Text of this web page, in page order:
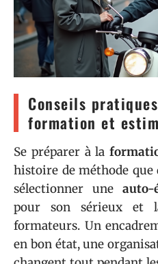
Conseils
formation et
Se préparer à la
histoire de méthode
sélectionner une auto-
pour son sérieux et
formateurs. Un
en bon état, une